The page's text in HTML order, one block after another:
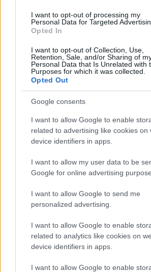
I want to opt-out of processing my
Personal Data for Targeted
Opted In
I want to opt-out of Collection, Use,
Retention, Sale, and/or Sharing of
Personal Data that Is Unrelated with
Purposes for which it was collected.
Opted Out
Google consents
I want to allow Google to enable
related to advertising like cookies on
device identifiers in apps.
I want to allow my user data to be
Google for online advertising
I want to allow Google to send me
personalized advertising.
I want to allow Google to enable
related to analytics like cookies on
device identifiers in apps.
I want to allow Google to enable
gyermekgyógyász főorvosa és Esztergályos
celldömölki Apáczai Kiadó ügyvezető
vasi embere díjat.
Itt az új színházi botrány
2010. 01. 08.|Kultúrpart
képviselők szerint, miután nem kapják
költségvetésből azt a 200 millió forintot,